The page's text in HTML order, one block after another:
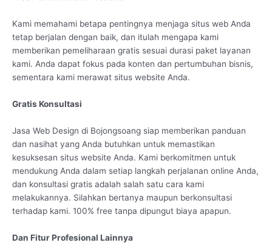
Kami memahami betapa pentingnya menjaga situs web Anda
tetap berjalan dengan baik, dan itulah mengapa kami
memberikan pemeliharaan gratis sesuai durasi paket layanan
kami. Anda dapat fokus pada konten dan pertumbuhan bisnis,
sementara kami merawat situs website Anda.
Gratis Konsultasi
Jasa Web Design di Bojongsoang siap memberikan panduan
dan nasihat yang Anda butuhkan untuk memastikan
kesuksesan situs website Anda. Kami berkomitmen untuk
mendukung Anda dalam setiap langkah perjalanan online Anda,
dan konsultasi gratis adalah salah satu cara kami
melakukannya. Silahkan bertanya maupun berkonsultasi
terhadap kami. 100% free tanpa dipungut biaya apapun.
Dan Fitur Profesional Lainnya